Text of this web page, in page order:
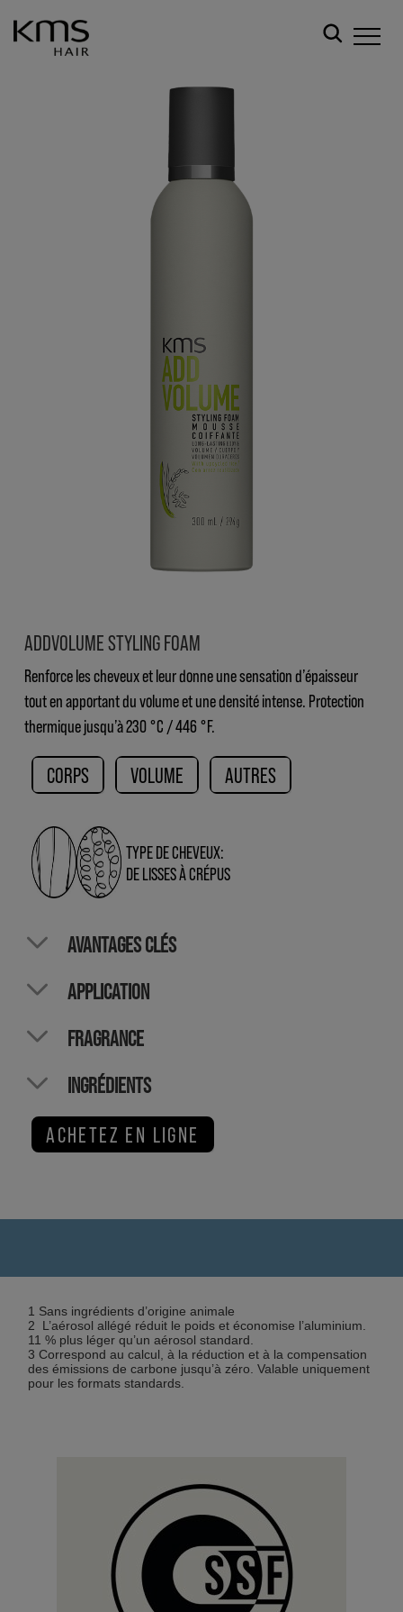
ADDVOLUME STYLING FOAM
Renforce les cheveux et leur donne une sensation d’épaisseur
tout en apportant du volume et une densité intense. Protection
thermique jusqu’à 230 °C / 446 °F.
CORPS VOLUME AUTRES
TYPE DE CHEVEUX:
DE LISSES À CRÉPUS
AVANTAGES CLÉS
APPLICATION
FRAGRANCE
INGRÉDIENTS
ACHETEZ EN LIGNE
1 Sans ingrédients d’origine animale
2 L’aérosol allégé réduit le poids et économise l’aluminium.
11 % plus léger qu’un aérosol standard.
3 Correspond au calcul, à la réduction et à la compensation
des émissions de carbone jusqu’à zéro. Valable uniquement
pour les formats standards.